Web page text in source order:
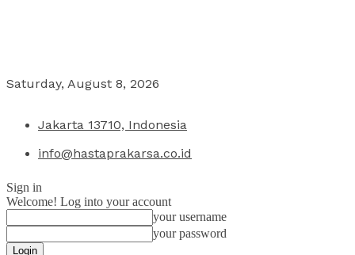
Saturday, August 8, 2026
Jakarta 13710, Indonesia
info@hastaprakarsa.co.id
Sign in
Welcome! Log into your account
your username
your password